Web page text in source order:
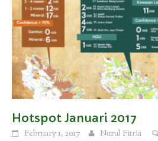
Hotspot Januari 2017
February 1, 2017 Nurul Fitria